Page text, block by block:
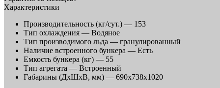
Характеристики
Производительность (кг/сут.) — 153
Тип охлаждения — Водяное
Тип производимого льда — гранулированный
Наличие встроенного бункера — Есть
Емкость бункера (кг) — 55
Тип агрегата — Встроенный
Габарины (ДхШхВ, мм) — 690x738x1020